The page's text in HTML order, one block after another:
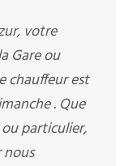
votre
Gare ou
chauffeur est
. Que
particulier,